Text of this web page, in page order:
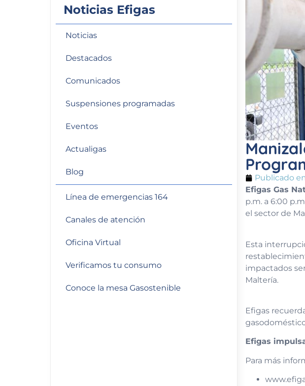
Noticias Efigas
Noticias
Destacados
Comunicados
Suspensiones programadas
Eventos
Actualigas
Blog
Línea de emergencias 164
Canales de atención
Oficina Virtual
Verificamos tu consumo
Conoce la mesa Gasostenible
Publicado
Efigas Gas
p.m. a 6:00
el sector de
Esta
impactados
Maltería.
Efigas
Efigas
Para más